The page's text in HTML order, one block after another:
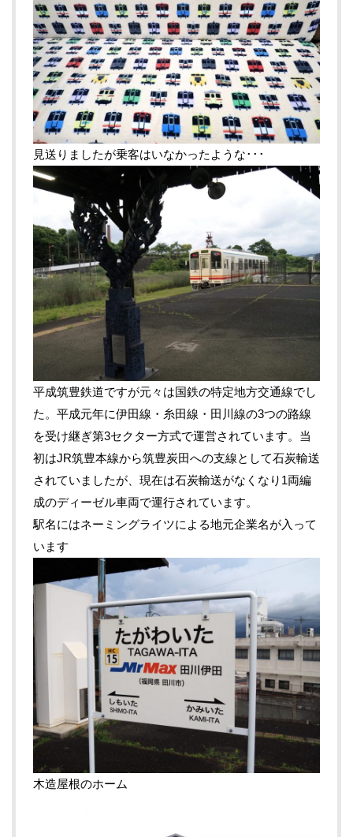
見送りましたが乗客はいなかったような･･･
平成筑豊鉄道ですが元々は国鉄の特定地方交通線でし
た。平成元年に伊田線・糸田線・田川線の3つの路線
を受け継ぎ第3セクター方式で運営されています。当
初はJR筑豊本線から筑豊炭田への支線として石炭輸送
されていましたが、現在は石炭輸送がなくなり1両編
成のディーゼル車両で運行されています。
駅名にはネーミングライツによる地元企業名が入って
います
木造屋根のホーム